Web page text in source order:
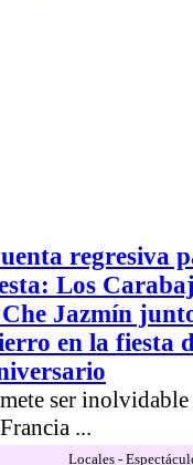
regresiva
Los
Jazmín
en la fiesta
ser
...
Locales -